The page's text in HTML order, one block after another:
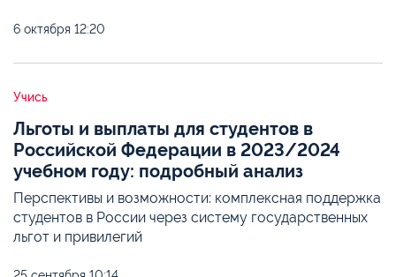
6 октября 12:20
Учись
Льготы и выплаты для студентов в
Российской Федерации в 2023/2024
учебном году: подробный анализ
Перспективы и возможности: комплексная поддержка
студентов в России через систему государственных
льгот и привилегий